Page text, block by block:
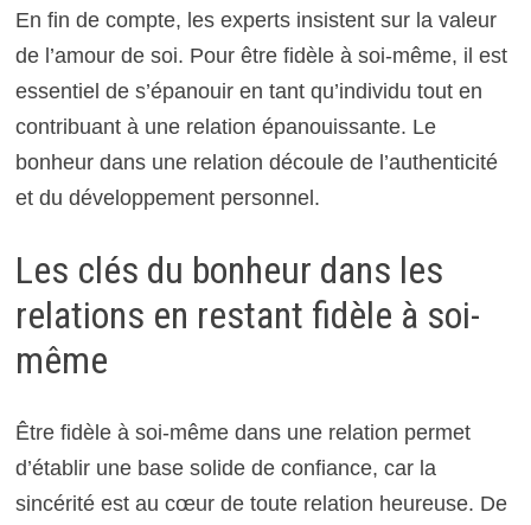
En fin de compte, les experts insistent sur la valeur
de l’amour de soi. Pour être fidèle à soi-même, il est
essentiel de s’épanouir en tant qu’individu tout en
contribuant à une relation épanouissante. Le
bonheur dans une relation découle de l’authenticité
et du développement personnel.
Les clés du bonheur dans les
relations en restant fidèle à soi-
même
Être fidèle à soi-même dans une relation permet
d’établir une base solide de confiance, car la
sincérité est au cœur de toute relation heureuse. De